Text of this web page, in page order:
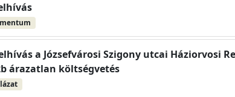
a Józsefvárosi Szigony utcai Háziorvosi
árazatlan költségvetés